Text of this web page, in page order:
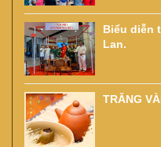
Biểu diễn
Lan.
TRĂNG